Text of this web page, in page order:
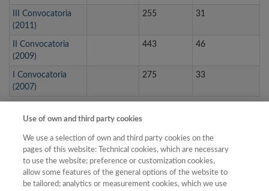
III Convocatoria
(2011)
255 31
II Convocatoria
(2009)
443 46
I Convocatoria
(2007)
275 33
Título
Anuncio en
el BOE
Nº de
revistas
presentadas
Nº de revistas
que superan el
proceso
Use of own and third party cookies
We use a selection of own and third party cookies on the
pages of this website: Technical cookies, which are necessary
to use the website; preference or customization cookies,
allow some features of the general options of the website to
be tailored; analytics or measurement cookies, which we use